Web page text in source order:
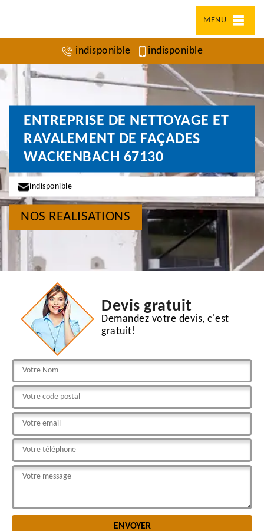
MENU
indisponible indisponible
ENTREPRISE DE NETTOYAGE ET
RAVALEMENT DE FAÇADES
WACKENBACH 67130
indisponible
NOS REALISATIONS
Devis gratuit
Demandez votre devis, c'est
gratuit!